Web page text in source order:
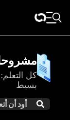
كل
بسيط